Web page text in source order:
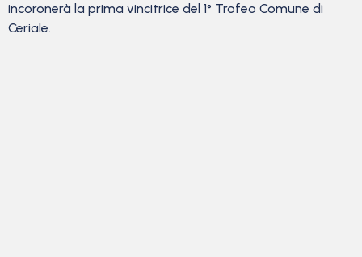
incoronerà la prima vincitrice del 1° Trofeo Comune di
Ceriale.